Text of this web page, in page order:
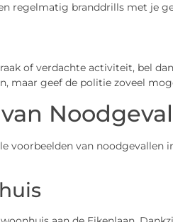
regelmatig branddrills met je
of verdachte activiteit, bel
maar geef de politie zoveel
voorbeelden van noodgevallen